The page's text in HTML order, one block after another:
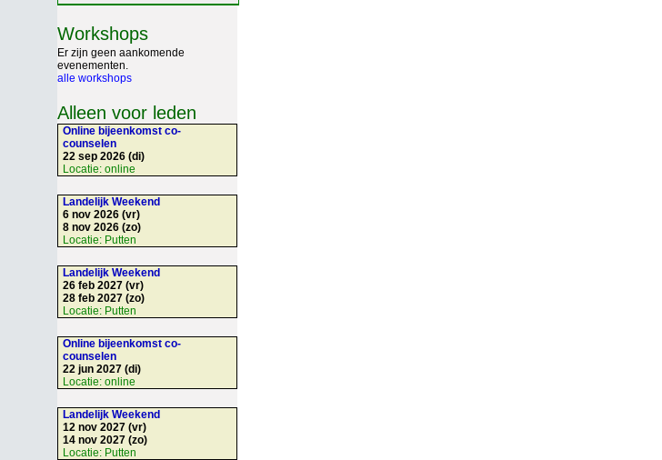
Workshops
Er zijn geen aankomende
evenementen.
alle workshops
Alleen voor leden
Online bijeenkomst co-
counselen
22 sep 2026 (di)
Locatie: online
Landelijk Weekend
6 nov 2026 (vr)
8 nov 2026 (zo)
Locatie: Putten
Landelijk Weekend
26 feb 2027 (vr)
28 feb 2027 (zo)
Locatie: Putten
Online bijeenkomst co-
counselen
22 jun 2027 (di)
Locatie: online
Landelijk Weekend
12 nov 2027 (vr)
14 nov 2027 (zo)
Locatie: Putten